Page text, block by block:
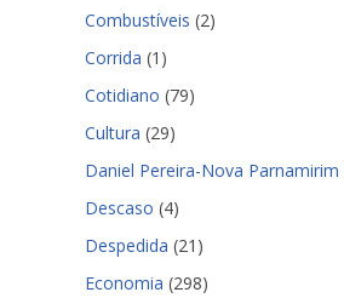
Combustíveis (2)
Corrida (1)
Cotidiano (79)
Cultura (29)
Daniel Pereira-Nova
Descaso (4)
Despedida (21)
Economia (298)